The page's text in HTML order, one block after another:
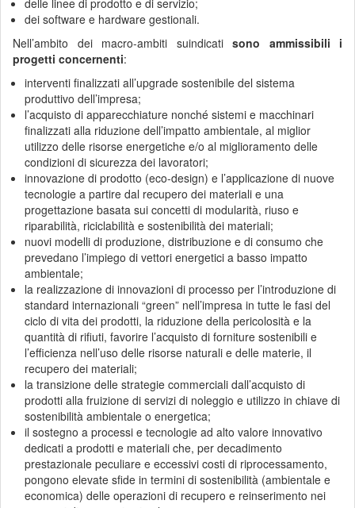
delle linee di prodotto e di servizio;
dei software e hardware gestionali.
Nell’ambito dei macro-ambiti suindicati sono ammissibili i
progetti concernenti:
interventi finalizzati all’upgrade sostenibile del sistema
produttivo dell’impresa;
l’acquisto di apparecchiature nonché sistemi e macchinari
finalizzati alla riduzione dell’impatto ambientale, al miglior
utilizzo delle risorse energetiche e/o al miglioramento delle
condizioni di sicurezza dei lavoratori;
innovazione di prodotto (eco-design) e l’applicazione di nuove
tecnologie a partire dal recupero dei materiali e una
progettazione basata sui concetti di modularità, riuso e
riparabilità, riciclabilità e sostenibilità dei materiali;
nuovi modelli di produzione, distribuzione e di consumo che
prevedano l’impiego di vettori energetici a basso impatto
ambientale;
la realizzazione di innovazioni di processo per l’introduzione di
standard internazionali “green” nell’impresa in tutte le fasi del
ciclo di vita dei prodotti, la riduzione della pericolosità e la
quantità di rifiuti, favorire l’acquisto di forniture sostenibili e
l’efficienza nell’uso delle risorse naturali e delle materie, il
recupero dei materiali;
la transizione delle strategie commerciali dall’acquisto di
prodotti alla fruizione di servizi di noleggio e utilizzo in chiave di
sostenibilità ambientale o energetica;
il sostegno a processi e tecnologie ad alto valore innovativo
dedicati a prodotti e materiali che, per decadimento
prestazionale peculiare e eccessivi costi di riprocessamento,
pongono elevate sfide in termini di sostenibilità (ambientale e
economica) delle operazioni di recupero e reinserimento nei